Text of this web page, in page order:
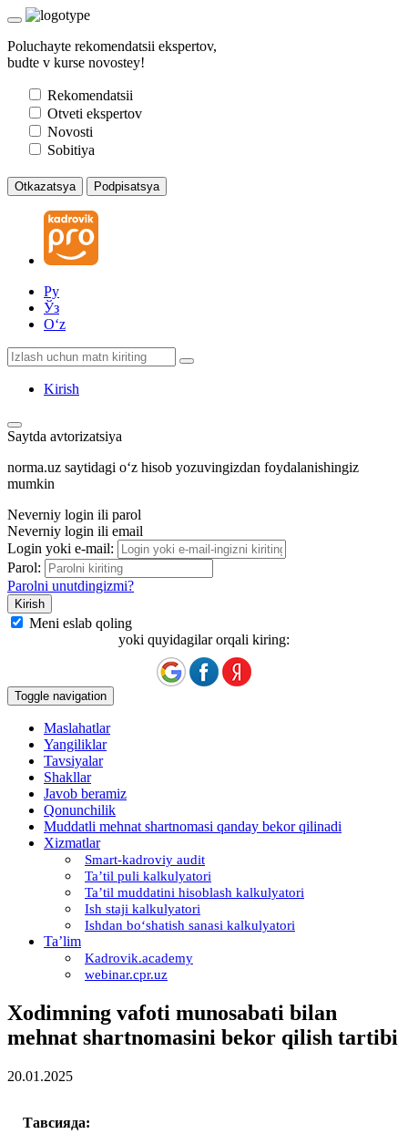
Poluchayte rekomendatsii ekspertov,
budte v kurse novostey!
Rekomendatsii
Otveti ekspertov
Novosti
Sobitiya
Otkazatsya Podpisatsya
Ру
Ўз
Oʻz
Kirish
Saytda avtorizatsiya
norma.uz saytidagi oʻz hisob yozuvingizdan foydalanishingiz
mumkin
Neverniy login ili parol
Neverniy login ili email
Login yoki e-mail:
Parol:
Parolni unutdingizmi?
Meni eslab qoling
yoki quyidagilar orqali kiring:
Toggle navigation
Maslahatlar
Yangiliklar
Tavsiyalar
Shakllar
Javob beramiz
Qonunchilik
Muddatli mehnat shartnomasi qanday bekor qilinadi
Xizmatlar
Smart-kadroviy audit
Ta’til puli kalkulyatori
Ta’til muddatini hisoblash kalkulyatori
Ish staji kalkulyatori
Ishdan boʻshatish sanasi kalkulyatori
Ta’lim
Kadrovik.academy
webinar.cpr.uz
Xodimning vafoti munosabati bilan
mehnat shartnomasini bekor qilish tartibi
20.01.2025
Тавсияда: